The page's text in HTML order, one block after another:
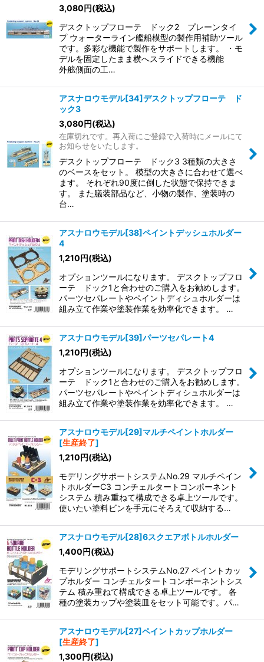
3,080円(税込)
デスクトップフローテ ドック2 プレーンタイ
プ ウォーターライン艦船模型の製作用補助ツール
です。多彩な機能で製作をサポートします。 ・モ
デルを固定したまま横へスライドできる機能
外舷側面の工…
アスナロウモデル[34]デスクトップフローテ ド
ック3
3,080円(税込)
在庫切れです。再入荷にご登録で入荷時にメールにて
お知らせをいたします。
デスクトップフローテ ドック3 3種類の大きさ
のベースをセット。 模型の大きさに合わせて選べ
ます。 それぞれ90度に倒した状態で保持できま
す。 また艤装部品など、小物の製作、塗装時の
台…
アスナロウモデル[38]ペイントデッシュホルダー
4
1,210円(税込)
オプションツールになります。 デスクトップフロ
ーテ ドック1と合わせのご購入をお勧めします。
パーツセパレートやペイントディシュホルダーは
組み立て作業や塗装作業を効率化できます。 …
アスナロウモデル[39]パーツセパレート4
1,210円(税込)
オプションツールになります。 デスクトップフロ
ーテ ドック1と合わせのご購入をお勧めします。
パーツセパレートやペイントディシュホルダーは
組み立て作業や塗装作業を効率化できます。 …
アスナロウモデル[29]マルチペイントホルダー
[生産終了]
1,210円(税込)
モデリングサポートシステムNo.29 マルチペイン
トホルダーC3 コンチェルタートコンポーネント
システム 積み重ねて構成できる卓上ツールです。
使いたい塗料ビンを手元にそろえて収納する…
アスナロウモデル[28]6スクエアボトルホルダー
1,400円(税込)
モデリングサポートシステムNo.27 ペイントカッ
プホルダー コンチェルタートコンポーネントシス
テム 積み重ねて構成できる卓上ツールです。 各
種の塗装カップや塗装皿をセット可能です。パ…
アスナロウモデル[27]ペイントカップホルダー
[生産終了]
1,300円(税込)